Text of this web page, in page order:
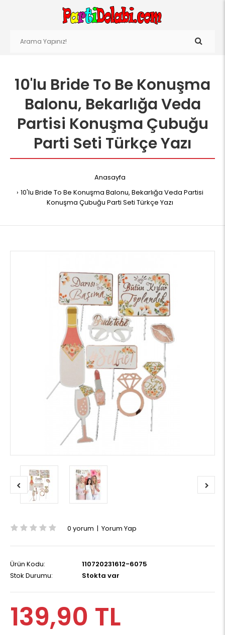
10'lu Bride To Be Konuşma
Balonu, Bekarlığa Veda
Partisi Konuşma Çubuğu
Parti Seti Türkçe Yazı
Anasayfa
10'lu Bride To Be Konuşma Balonu, Bekarlığa Veda Partisi
Konuşma Çubuğu Parti Seti Türkçe Yazı
0 yorum | Yorum Yap
Ürün Kodu:
110720231612-6075
Stok Durumu:
Stokta var
139,90 TL